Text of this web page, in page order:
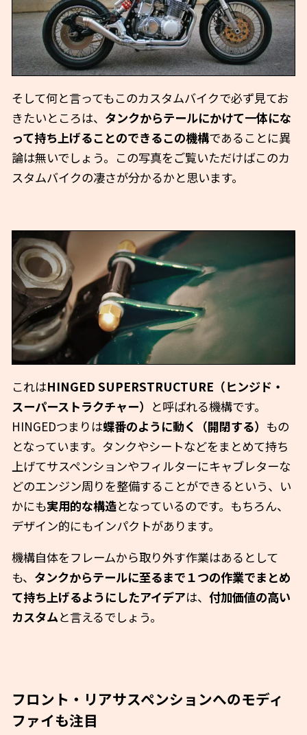
そして何と言ってもこのカスタムバイクで必ず見てお
きたいところは、 タンクからテールにかけて一体にな
って持ち上げることのできるこの機構であることに異
論は無いでしょう。この写真をご覧いただけばこのカ
スタムバイクの凄さが分かるかと思います。
これはHINGED SUPERSTRUCTURE（ヒンジド・
スーパーストラクチャー） と呼ばれる機構です。
HINGEDつまりは蝶番のように動く（開閉する） もの
となっています。タンクやシートなどをまとめて持ち
上げてサスペンションやフィルターにキャブレターな
どのエンジン周りを整備することができるという、い
かにも実用的な構造となっているのです。もちろん、
デザイン的にもインパクトがあります。
機構自体をフレームから取り外す作業はあるとして
も、 タンクからテールに至るまで１つの作業でまとめ
て持ち上げるようにしたアイデアは、付加価値の高い
カスタムと言えるでしょう。
フロント・リアサスペンションへのモディ
ファイも注目